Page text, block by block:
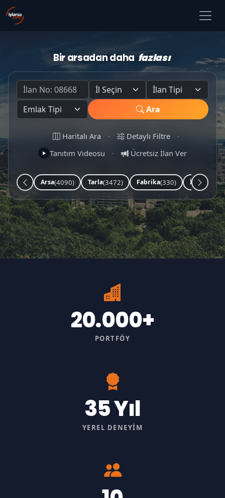
Bir arsadan daha fazlası
Ara
Haritalı Ara · Detaylı Filtre
·
Tanıtım Videosu
· Ücretsiz İlan Ver
Arsa(4090) Tarla(3472) Fabrika(330) İşyeri(253)
20.000+
PORTFÖY
35 Yıl
YEREL DENEYIM